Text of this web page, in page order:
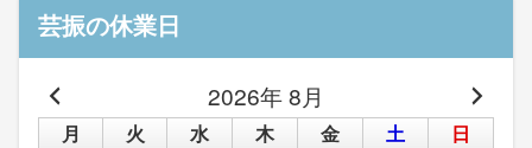
芸振の休業日
2026年 8月
月 火 水 木 金 土
日